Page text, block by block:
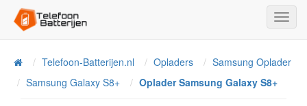
HomeTelefoon-Batterijen.nl Opladers
Samsung Oplader
Samsung Galaxy S8+
Oplader Samsung Galaxy S8+